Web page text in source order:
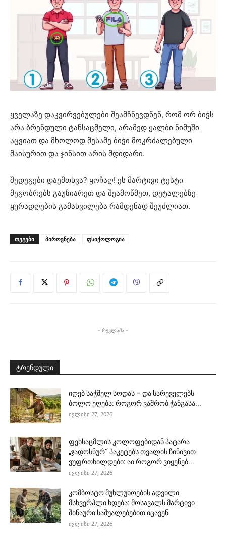
ყველაზე დაკვირვებულები შეამჩნევდნენ, რომ ორ ბიჭს
არა ბრენდული ტანსაცმელი, არამედ ყალბი ნიმუში
აცვიათ და მხოლოდ მესამე ბიჭი მოკრძალებული
მაისურით და ჯინსით არის მდიდარი.
შედეგები დაემთხვა? ყოჩაღ! ეს მარტივი ტესტი
მეგობრებს გაუზიარეთ და შეამოწმეთ, დეტალებზე
ყურადღების გამახვილება რამდენად შეუძლიათ.
ᲗᲔᲒᲔᲑᲘ პიროვნება ფსიქოლოგია
- რეკლამა -
ტრენდული
იღებ საჭმელ სოდას – და სარეველებს
ბოლო ეღება: როგორ ვაშრობ ჭანგასა...
ივლისი 27, 2026
ფეხსაცმლის კოლოფებიდან პატარა
„ჯადოსნურ“ პაკეტებს თვალის ჩინივით
ვუფრთხილდები: აი როგორ ვიყენებ...
ივლისი 27, 2026
კომბოსტო მუხლუხოების ადვილი
მსხვერპლი ხდება: მოსავალს მარტივი
შინაური საშუალებებით იცავენ
ივლისი 27, 2026